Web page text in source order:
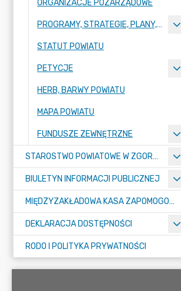
ORGANIZACJE POZARZĄDOWE
PROGRAMY, STRATEGIE, PLANY, RAPORTY
STATUT POWIATU
PETYCJE
HERB, BARWY POWIATU
MAPA POWIATU
FUNDUSZE ZEWNĘTRZNE
STAROSTWO POWIATOWE W ZGORZELCU
BIULETYN INFORMACJI PUBLICZNEJ
MIĘDZYZAKŁADOWA KASA ZAPOMOGOWO-POŻYCZKOWA
DEKLARACJA DOSTĘPNOŚCI
RODO I POLITYKA PRYWATNOŚCI